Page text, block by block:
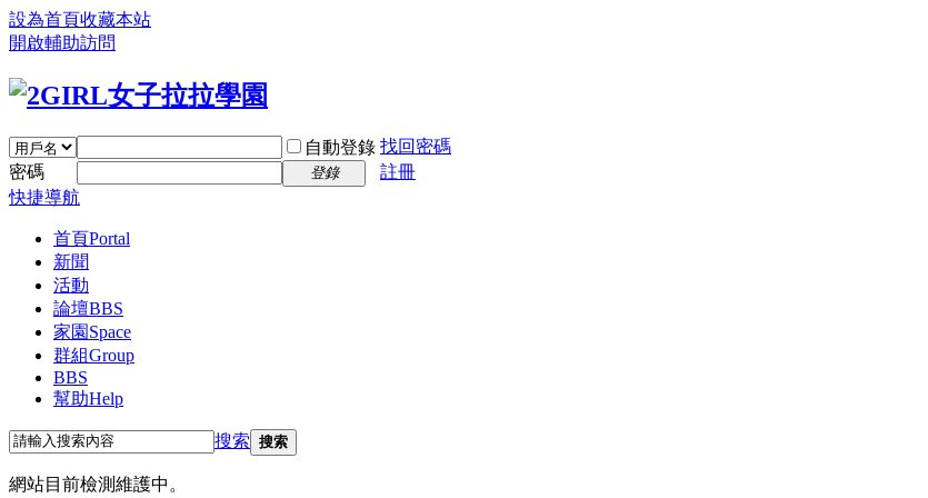
設為首頁收藏本站
開啟輔助訪問
自動登錄 找回密碼
密碼
登錄
註冊
快捷導航
首頁Portal
新聞
活動
論壇BBS
家園 Space
群組Group
BBS
幫助Help
搜索 搜索
網站目前檢測維護中。